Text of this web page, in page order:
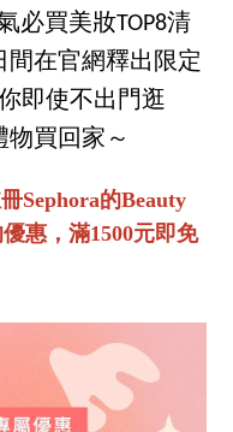
必買美妝TOP8清
間在官網釋出限定
即使不出門逛
買回家～
Sephora的Beauty
惠，滿1500元即免